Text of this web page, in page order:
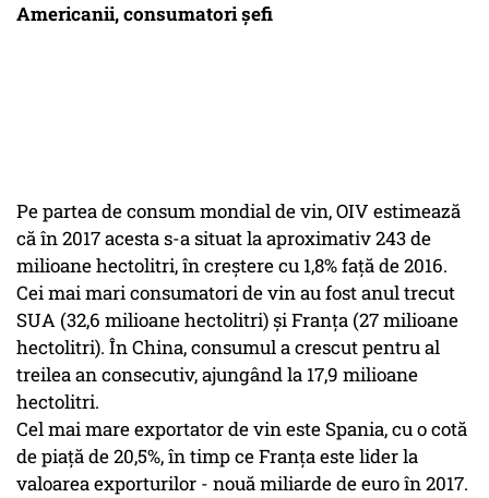
Americanii, consumatori șefi
Pe partea de consum mondial de vin, OIV estimează
că în 2017 acesta s-a situat la aproximativ 243 de
milioane hectolitri, în creştere cu 1,8% faţă de 2016.
Cei mai mari consumatori de vin au fost anul trecut
SUA (32,6 milioane hectolitri) şi Franţa (27 milioane
hectolitri). În China, consumul a crescut pentru al
treilea an consecutiv, ajungând la 17,9 milioane
hectolitri.
Cel mai mare exportator de vin este Spania, cu o cotă
de piaţă de 20,5%, în timp ce Franţa este lider la
valoarea exporturilor - nouă miliarde de euro în 2017.